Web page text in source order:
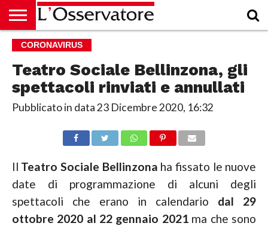
HOME
CULTURA
ECONOMIA
RUBRICHE
ARCHIVIO
PODCAST
ABBONAMENTO
CHI
ACCEDI
CORONAVIRUS
Teatro Sociale Bellinzona, gli
spettacoli rinviati e annullati
Pubblicato in data23 Dicembre 2020, 16:32
Il Teatro Sociale Bellinzona ha fissato le nuove
date di programmazione di alcuni degli
spettacoli che erano in calendario dal 29
ottobre 2020 al 22 gennaio 2021 ma che sono